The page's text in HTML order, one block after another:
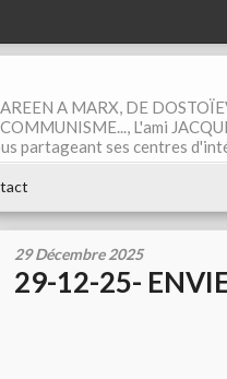
A MARX, DE
L'ami
partageant ses centres
29 Décembre 2025
29-12-25-